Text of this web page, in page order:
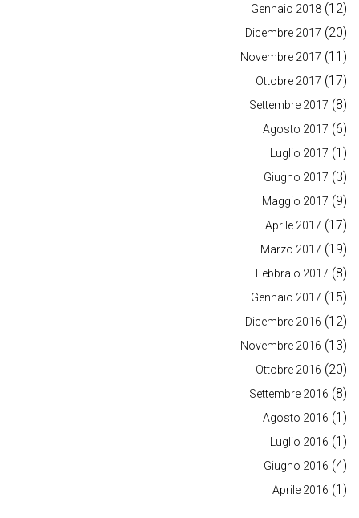
Gennaio 2018 (12)
Dicembre 2017 (20)
Novembre 2017 (11)
Ottobre 2017 (17)
Settembre 2017 (8)
Agosto 2017 (6)
Luglio 2017 (1)
Giugno 2017 (3)
Maggio 2017 (9)
Aprile 2017 (17)
Marzo 2017 (19)
Febbraio 2017 (8)
Gennaio 2017 (15)
Dicembre 2016 (12)
Novembre 2016 (13)
Ottobre 2016 (20)
Settembre 2016 (8)
Agosto 2016 (1)
Luglio 2016 (1)
Giugno 2016 (4)
Aprile 2016 (1)